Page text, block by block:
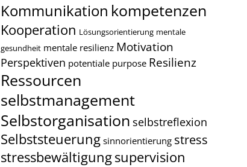
Kommunikation kompetenzen
Kooperation Lösungsorientierung mentale
gesundheit mentale resilienz Motivation
Perspektiven potentiale purpose Resilienz
Ressourcen
selbstmanagement
Selbstorganisation selbstreflexion
Selbststeuerung sinnorientierung stress
stressbewältigungsupervision